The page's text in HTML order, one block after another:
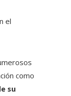
el
como
su